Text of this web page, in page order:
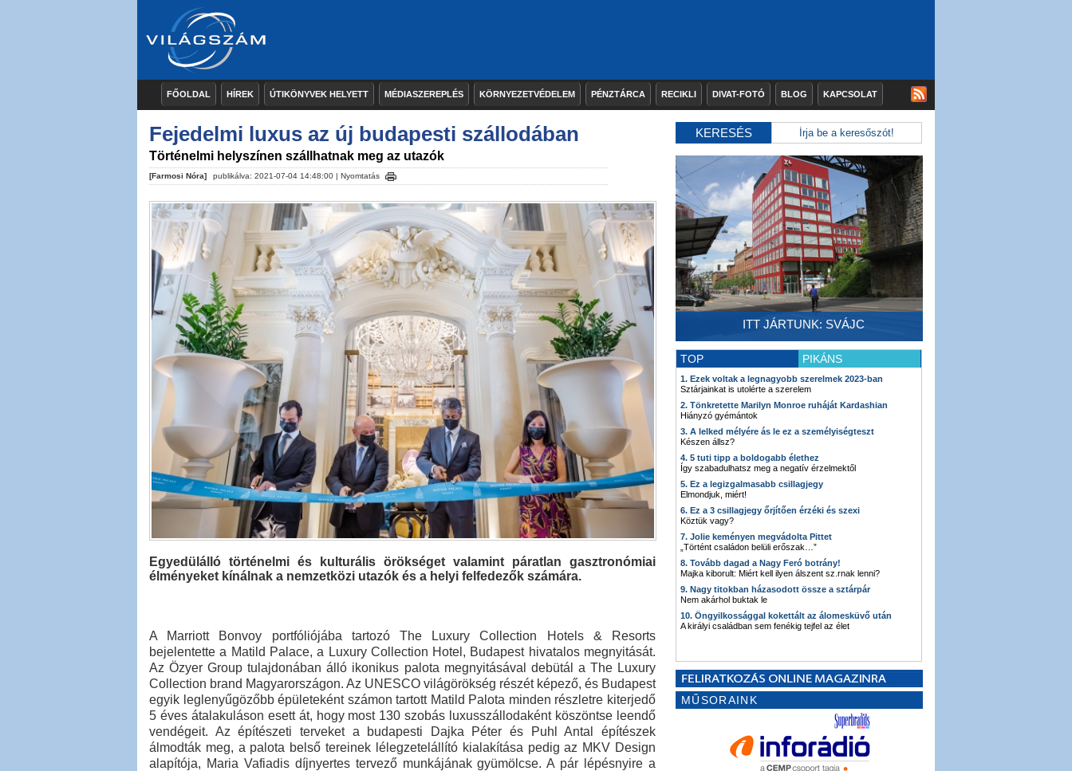
FŐOLDAL HÍREK ÚTIKÖNYVEK HELYETT MÉDIASZEREPLÉS KÖRNYEZETVÉDELEM PÉNZTÁRCA RECIKLI DIVAT-FOTÓ BLOG KAPCSOLAT
Fejedelmi luxus az új budapesti szállodában
Történelmi helyszínen szállhatnak meg az utazók
[Farmosi Nóra] publikálva: 2021-07-04 14:48:00 | Nyomtatás
Egyedülálló történelmi és kulturális örökséget valamint páratlan gasztronómiai
élményeket kínálnak a nemzetközi utazók és a helyi felfedezők számára.
A Marriott Bonvoy portfóliójába tartozó The Luxury Collection Hotels & Resorts
bejelentette a Matild Palace, a Luxury Collection Hotel, Budapest hivatalos megnyitását.
Az Özyer Group tulajdonában álló ikonikus palota megnyitásával debütál a The Luxury
Collection brand Magyarországon. Az UNESCO világörökség részét képező, és Budapest
egyik leglenyűgözőbb épületeként számon tartott Matild Palota minden részletre kiterjedő
5 éves átalakuláson esett át, hogy most 130 szobás luxusszállodaként köszöntse leendő
vendégeit. Az építészeti terveket a budapesti Dajka Péter és Puhl Antal építészek
álmodták meg, a palota belső tereinek lélegzetelállító kialakítása pedig az MKV Design
alapítója, Maria Vafiadis díjnyertes tervező munkájának gyümölcse. A pár lépésnyire a
KERESÉS
ITT JÁRTUNK: SVÁJC
TOP PIKÁNS
1. Ezek voltak a legnagyobb szerelmek 2023-ban
Sztárjainkat is utolérte a szerelem
2. Tönkretette Marilyn Monroe ruháját Kardashian
Hiányzó gyémántok
3. A lelked mélyére ás le ez a személyiségteszt
Készen állsz?
4. 5 tuti tipp a boldogabb élethez
Így szabadulhatsz meg a negatív érzelmektől
5. Ez a legizgalmasabb csillagjegy
Elmondjuk, miért!
6. Ez a 3 csillagjegy őrjítően érzéki és szexi
Köztük vagy?
7. Jolie keményen megvádolta Pittet
„Történt családon belüli erőszak…”
8. Tovább dagad a Nagy Feró botrány!
Majka kiborult: Miért kell ilyen álszent sz.rnak lenni?
9. Nagy titokban házasodott össze a sztárpár
Nem akárhol buktak le
10. Öngyilkossággal kokettált az álomesküvő után
A királyi családban sem fenékig tejfel az élet
MŰSORAINK